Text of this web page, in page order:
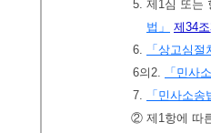
5. 제1심 또는
법」
제34조
6.
「상고심
6의2.
「민사
7.
「민사소송
② 제1항에 따